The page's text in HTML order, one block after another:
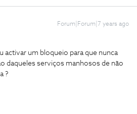
Forum|Forum|7 years ago
activar um bloqueio para que nunca
daqueles serviços manhosos de não
?